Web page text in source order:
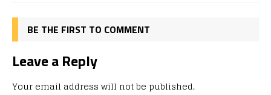
BE THE FIRST TO COMMENT
Leave a Reply
Your email address will not be published.